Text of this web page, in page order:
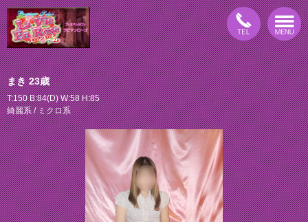
まき 23歳
T:150 B:84(D) W:58 H:85
綺麗系 / ミクロ系